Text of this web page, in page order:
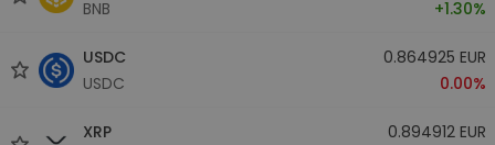
BNB
+1.30%
USDC
USDC
0.864925 EUR
0.00%
XRP
0.894912 EUR